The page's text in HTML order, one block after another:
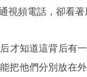
視頻電話，卻看著
才知道這背后有
把他們分別放在